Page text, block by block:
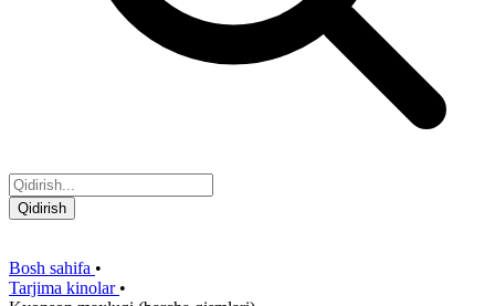
Qidirish
Bosh sahifa •
Tarjima kinolar •